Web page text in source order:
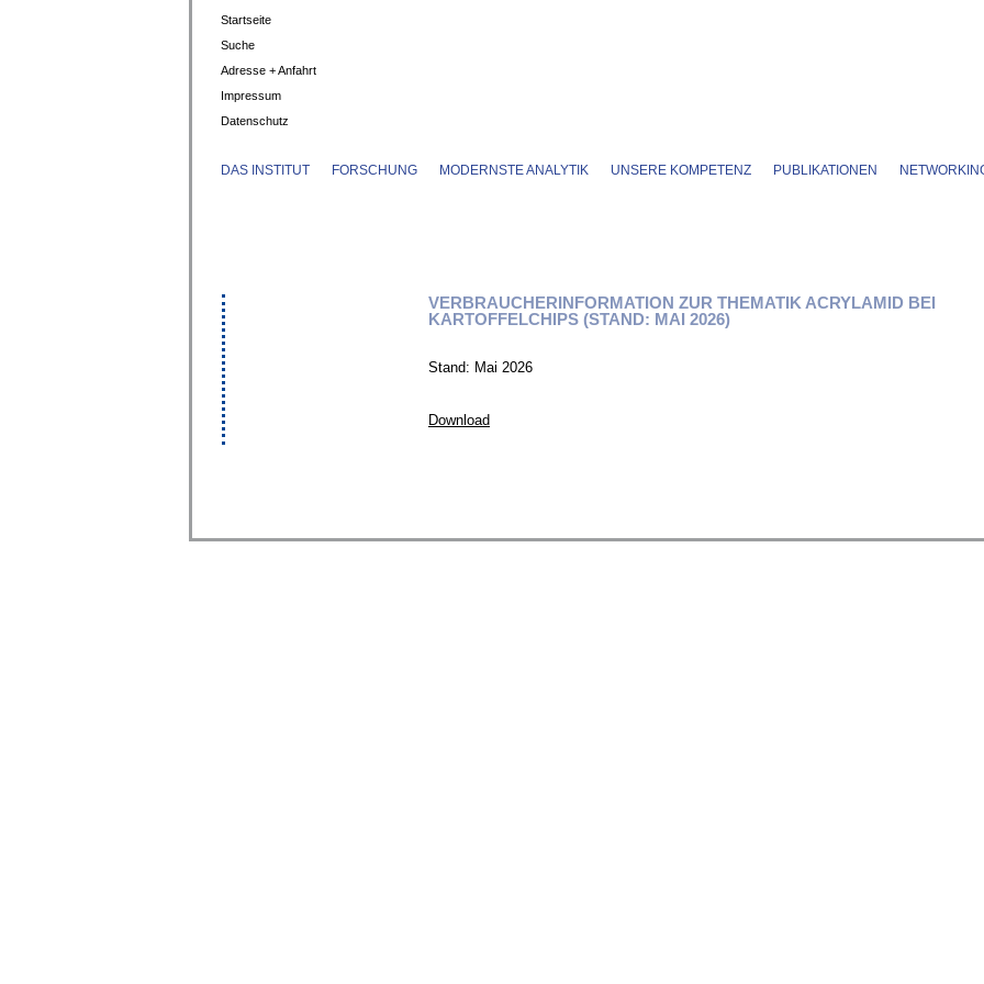
Startseite
Suche
Adresse + Anfahrt
Impressum
Datenschutz
DAS INSTITUT FORSCHUNG MODERNSTE ANALYTIK UNSERE KOMPETENZ PUBLIKATIONEN
VERBRAUCHERINFORMATION ZUR THEMATIK ACRYLAMID BEI
KARTOFFELCHIPS (STAND: MAI 2026)
Stand: Mai 2026
Download